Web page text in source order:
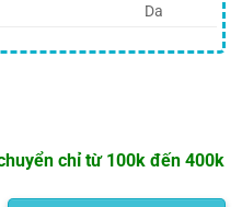
Da
chỉ từ 100k đến 400k